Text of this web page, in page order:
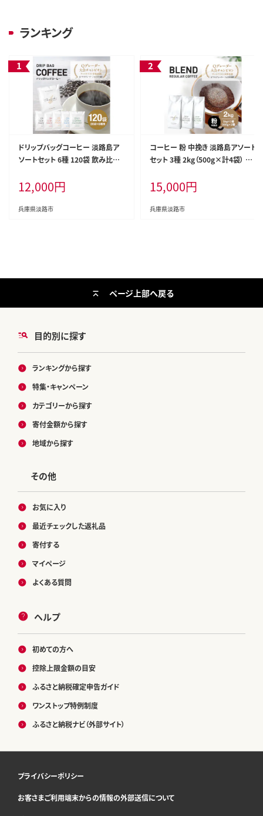
ランキング
ドリップバッグコーヒー 淡路島ア
ソートセット 6種 120袋 飲み比べ
12,000円
兵庫県淡路市
コーヒー 粉 中挽き 淡路島アソート
セット 3種 2kg（500g×計4袋） 飲
15,000円
兵庫県淡路市
目的別に探す
ランキングから探す
特集・キャンペーン
カテゴリーから探す
寄付金額から探す
地域から探す
その他
お気に入り
最近チェックした返礼品
寄付する
マイページ
よくある質問
ヘルプ
初めての方へ
控除上限金額の目安
ふるさと納税確定申告ガイド
ワンストップ特例制度
ふるさと納税ナビ（外部サイト）
ページ上部へ戻る
プライバシーポリシー
お客さまご利用端末からの情報の外部送信について